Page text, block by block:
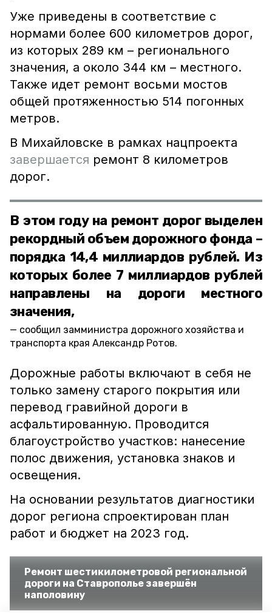
Уже приведены в соответствие с
нормами более 600 километров дорог,
из которых 289 км – регионального
значения, а около 344 км – местного.
Также идет ремонт восьми мостов
общей протяженностью 514 погонных
метров.
В Михайловске в рамках нацпроекта
завершается ремонт 8 километров
дорог.
В этом году на ремонт дорог выделен
рекордный объем дорожного фонда –
порядка 14,4 миллиардов рублей. Из
которых более 7 миллиардов рублей
направлены на дороги местного
значения,
сообщил замминистра дорожного хозяйства и
транспорта края Александр Ротов.
Дорожные работы включают в себя не
только замену старого покрытия или
перевод гравийной дороги в
асфальтированную. Проводится
благоустройство участков: нанесение
полос движения, установка знаков и
освещения.
На основании результатов диагностики
дорог региона спроектирован план
работ и бюджет на 2023 год.
Ремонт шестикилометровой региональной
дороги на Ставрополье завершён
наполовину